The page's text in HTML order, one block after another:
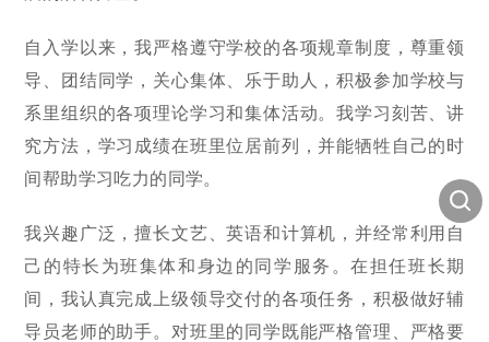
自入学以来，我严格遵守学校的各项规章制度，尊重领
导、团结同学，关心集体、乐于助人，积极参加学校与
系里组织的各项理论学习和集体活动。我学习刻苦、讲
究方法，学习成绩在班里位居前列，并能牺牲自己的时
间帮助学习吃力的同学。
我兴趣广泛，擅长文艺、英语和计算机，并经常利用自
己的特长为班集体和身边的同学服务。在担任班长期
间，我认真完成上级领导交付的各项任务，积极做好辅
导员老师的助手。对班里的同学既能严格管理、严格要